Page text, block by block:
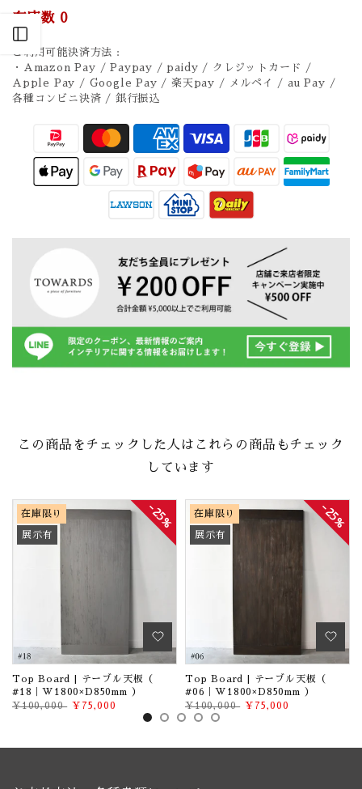
在庫数 0
ご利用可能決済方法 :
・Amazon Pay / Paypay / paidy / クレジットカード /
Apple Pay / Google Pay / 楽天pay / メルペイ / au Pay /
各種コンビニ決済 / 銀行振込
この商品をチェックした人はこれらの商品もチェック
しています
25%
在庫限り
展示有
Top Board | テーブル天板（
#18｜W1800×D850mm ）
¥100,000 ¥75,000
25%
在庫限り
展示有
Top Board | テーブル天板（
#06｜W1800×D850mm ）
¥100,000 ¥75,000